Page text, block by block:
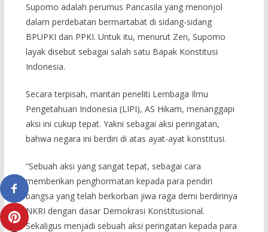
Supomo adalah perumus Pancasila yang menonjol
dalam perdebatan bermartabat di sidang-sidang
BPUPKI dan PPKI. Untuk itu, menurut Zen, Supomo
layak disebut sebagai salah satu Bapak Konstitusi
Indonesia.
Secara terpisah, mantan peneliti Lembaga Ilmu
Pengetahuan Indonesia (LIPI), AS Hikam, menanggapi
aksi ini cukup tepat. Yakni sebagai aksi peringatan,
bahwa negara ini berdiri di atas ayat-ayat konstitusi.
“Sebuah aksi yang sangat tepat, sebagai cara
memberikan penghormatan kepada para pendiri
bangsa yang telah berkorban jiwa raga demi berdirinya
NKRI dengan dasar Demokrasi Konstitusional.
Sekaligus menjadi sebuah aksi peringatan kepada para